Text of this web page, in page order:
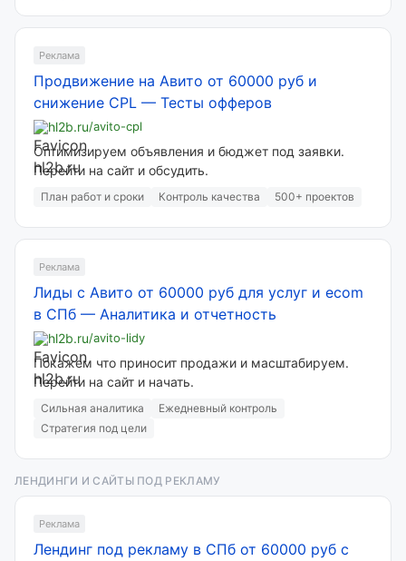
Реклама
Продвижение на Авито от 60000 руб и
снижение CPL — Тесты офферов
hl2b.ru/avito-cpl
Оптимизируем объявления и бюджет под заявки.
Перейти на сайт и обсудить.
План работ и сроки Контроль качества 500+ проектов
Реклама
Лиды с Авито от 60000 руб для услуг и ecom
в СПб — Аналитика и отчетность
hl2b.ru/avito-lidy
Покажем что приносит продажи и масштабируем.
Перейти на сайт и начать.
Сильная аналитика
Ежедневный контроль
Стратегия под цели
ЛЕНДИНГИ И САЙТЫ ПОД РЕКЛАМУ
Реклама
Лендинг под рекламу в СПб от 60000 руб с